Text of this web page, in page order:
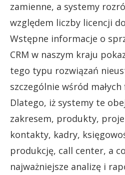
zamienne, a systemy
względem liczby licencji
Wstępne informacje o
CRM w naszym kraju
tego typu rozwiązań
szczególnie wśród
Dlatego, iż systemy te
zakresem, produkty,
kontakty, kadry,
produkcję, call center, a
najważniejsze analizę i